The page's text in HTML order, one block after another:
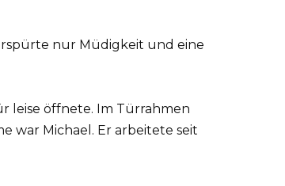
nur Müdigkeit und eine
leise öffnete. Im Türrahmen
war Michael. Er arbeitete seit